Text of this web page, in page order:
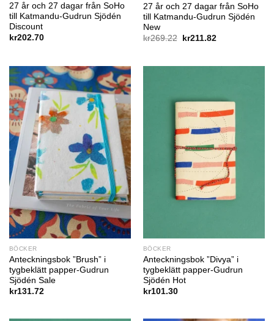
27 år och 27 dagar från SoHo
till Katmandu-Gudrun Sjödén
Discount
kr202.70
27 år och 27 dagar från SoHo
till Katmandu-Gudrun Sjödén
New
kr269.22
Det
kr211.82Det
BÖCKER
Anteckningsbok ”Brush” i
tygbeklätt papper-Gudrun
Sjödén Sale
kr131.72
BÖCKER
Anteckningsbok ”Divya” i
tygbeklätt papper-Gudrun
Sjödén Hot
kr101.30